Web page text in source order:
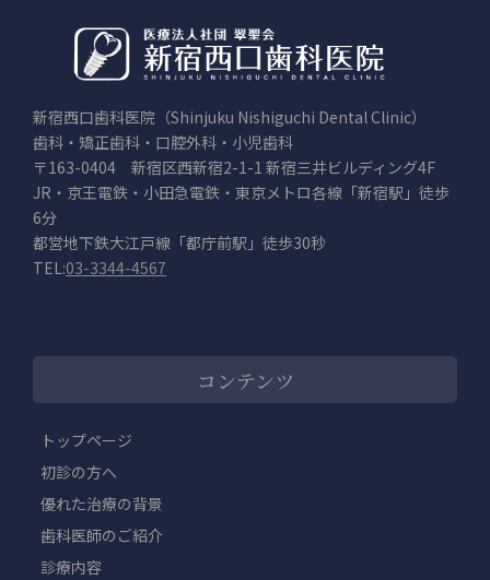
新宿西口歯科医院（Shinjuku Nishiguchi Dental Clinic）
歯科・矯正歯科・口腔外科・小児歯科
〒163-0404 新宿区西新宿2-1-1 新宿三井ビルディング4F
JR・京王電鉄・小田急電鉄・東京メトロ各線「新宿駅」徒歩
6分
都営地下鉄大江戸線「都庁前駅」徒歩30秒
TEL:03-3344-4567
コンテンツ
トップページ
初診の方へ
優れた治療の背景
歯科医師のご紹介
診療内容